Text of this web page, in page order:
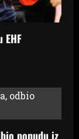
ponudu iz